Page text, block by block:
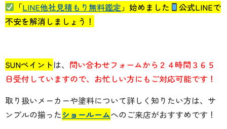
「LINE他社見積もり無料鑑定 」始めました
公式LINEで
不安を解消しましょう！
SUNペイント は、 問い合わせフォームから２４時間３６５
日受付していますので、お忙しい方にもご対応可能です！
取り扱いメーカーや塗料について詳しく知りたい方は、サ
ンプルの揃ったショールームへのご来店がおすすめです！